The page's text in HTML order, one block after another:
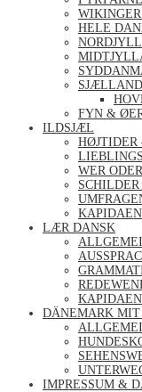
HELE
SJÆLLAND
FYN &
ILDSJÆL
HØJTIDER
WER
SCHILDER
LÆR DANSK
DÄNEMARK
IMPRESSUM &